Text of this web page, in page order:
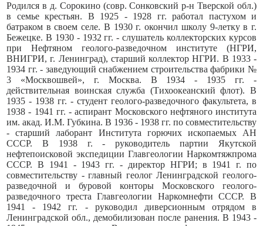
Родился в д. Сорокино (совр. Сонковский р-н Тверской обл.)
в семье крестьян. В 1925 - 1928 гг. работал пастухом и
батраком в своем селе. В 1930 г. окончил школу 9-летку в г.
Бежецке. В 1930 - 1932 гг. - слушатель коллекторских курсов
при Нефтяном геолого-разведочном институте (НГРИ,
ВНИГРИ, г. Ленинград), старший коллектор НГРИ. В 1933 -
1934 гг. - заведующий снабжением строительства фабрики №
3 «Москвошвей», г. Москва. В 1934 - 1935 гг. -
действительная воинская служба (Тихоокеанский флот). В
1935 - 1938 гг. - студент геолого-разведочного факультета, в
1938 - 1941 гг. - аспирант Московского нефтяного института
им. акад. И.М. Губкина. В 1936 - 1938 гг. по совместительству
- старший лаборант Института горючих ископаемых АН
СССР. В 1938 г. - руководитель партии Якутской
нефтепоисковой экспедиции Главгеологии Наркомтяжпрома
СССР. В 1941 - 1943 гг. - директор НГРИ; в 1941 г. по
совместительству - главный геолог Ленинградской геолого-
разведочной и буровой конторы Московского геолого-
разведочного треста Главгеологии Наркомнефти СССР. В
1941 - 1942 гг. - руководил диверсионным отрядом в
Ленинградской обл., демобилизован после ранения. В 1943 -